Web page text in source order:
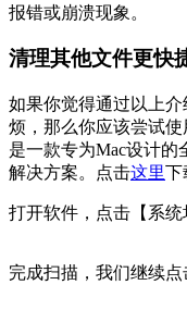
报错或崩溃现象。
清理其他文件更快
如果你觉得通过以上
烦，那么你应该尝试
是一款专为Mac设计的
解决方案。点击这里下
打开软件，点击【系统
完成扫描，我们继续点